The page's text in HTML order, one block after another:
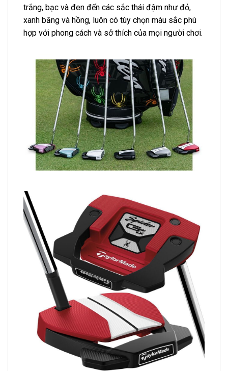
trắng, bạc và đen đến các sắc thái đậm như đỏ,
xanh băng và hồng, luôn có tùy chọn màu sắc phù
hợp với phong cách và sở thích của mọi người chơi.